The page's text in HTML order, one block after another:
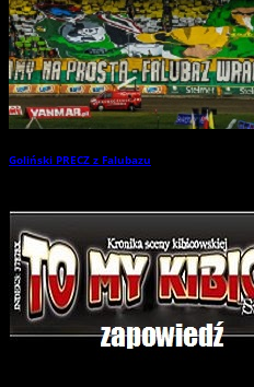
Goliński PRECZ z Falubazu